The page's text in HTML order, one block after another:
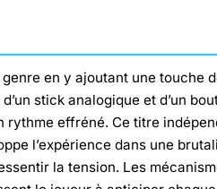
en y ajoutant une touche
stick analogique et d’un
effréné. Ce titre
l’expérience dans une
la tension. Les